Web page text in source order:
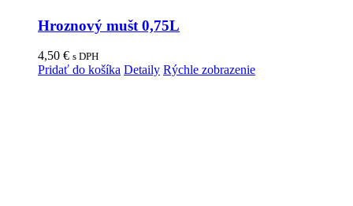
Hroznový mušt 0,75L
4,50 € s DPH
Pridať do košíka Detaily Rýchle zobrazenie